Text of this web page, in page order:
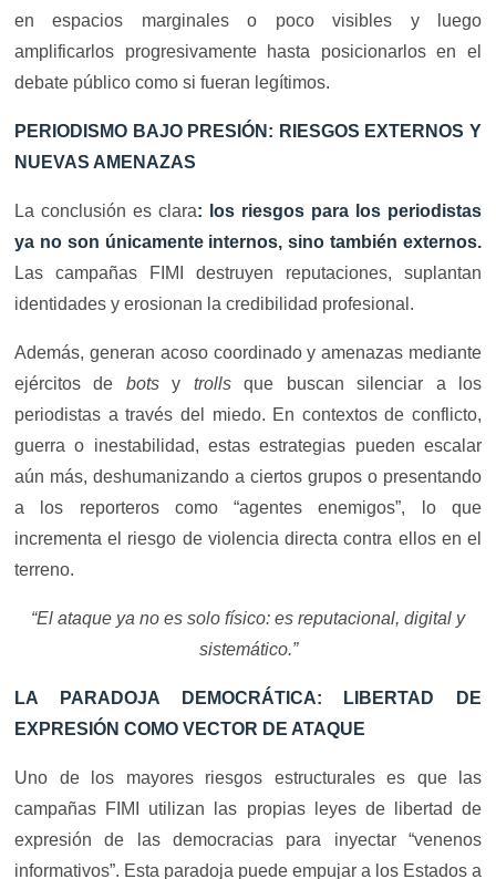
en espacios marginales o poco visibles y luego
amplificarlos progresivamente hasta posicionarlos en el
debate público como si fueran legítimos.
PERIODISMO BAJO PRESIÓN: RIESGOS EXTERNOS Y
NUEVAS AMENAZAS
La conclusión es clara: los riesgos para los periodistas
ya no son únicamente internos, sino también externos.
Las campañas FIMI destruyen reputaciones, suplantan
identidades y erosionan la credibilidad profesional.
Además, generan acoso coordinado y amenazas mediante
ejércitos de botsy trollsque buscan silenciar a los
periodistas a través del miedo. En contextos de conflicto,
guerra o inestabilidad, estas estrategias pueden escalar
aún más, deshumanizando a ciertos grupos o presentando
a los reporteros como “agentes enemigos”, lo que
incrementa el riesgo de violencia directa contra ellos en el
terreno.
“El ataque ya no es solo físico: es reputacional, digital y
sistemático.”
LA PARADOJA DEMOCRÁTICA: LIBERTAD DE
EXPRESIÓN COMO VECTOR DE ATAQUE
Uno de los mayores riesgos estructurales es que las
campañas FIMI utilizan las propias leyes de libertad de
expresión de las democracias para inyectar “venenos
informativos”. Esta paradoja puede empujar a los Estados a